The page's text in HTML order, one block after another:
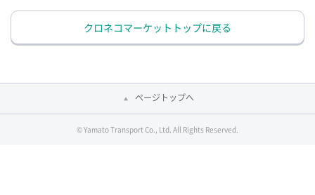
クロネコマーケットトップに戻る
ページトップへ
© Yamato Transport Co., Ltd. All Rights Reserved.